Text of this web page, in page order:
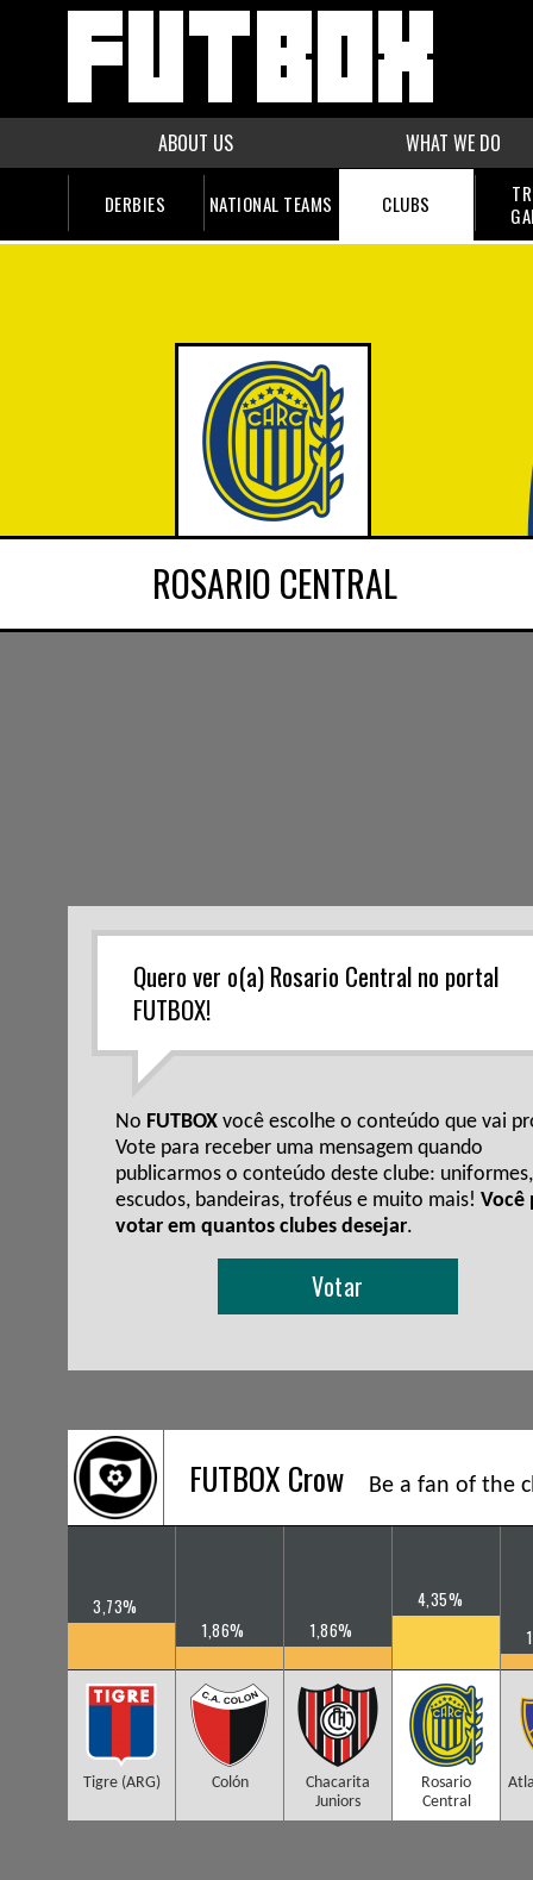
ABOUT US WHAT WE DO
DERBIES NATIONAL TEAMS CLUBS
ROSARIO CENTRAL
Quero ver o(a) Rosario Central no portal
FUTBOX!
No FUTBOX você escolhe o conteúdo que vai
Vote para receber uma mensagem quando
publicarmos o conteúdo deste clube: uniformes,
escudos, bandeiras, troféus e muito mais! Você
votar em quantos clubes desejar.
Votar
FUTBOX Crow Be a fan of the
3,73%
Tigre (ARG)
1,86%
Colón
1,86%
Chacarita
Juniors
4,35%
Rosario
Central